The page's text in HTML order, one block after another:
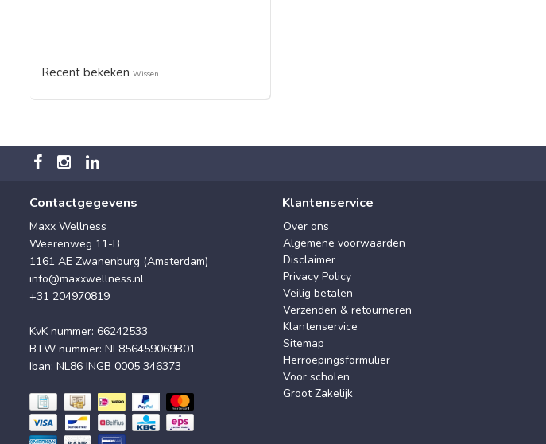
Recent bekeken Wissen
Contactgegevens
Maxx Wellness
Weerenweg 11-B
1161 AE Zwanenburg (Amsterdam)
info@maxxwellness.nl
+31 204970819
KvK nummer: 66242533
BTW nummer: NL856459069B01
Iban: NL86 INGB 0005 346373
Klantenservice
Over ons
Algemene voorwaarden
Disclaimer
Privacy Policy
Veilig betalen
Verzenden & retourneren
Klantenservice
Sitemap
Herroepingsformulier
Voor scholen
Groot Zakelijk